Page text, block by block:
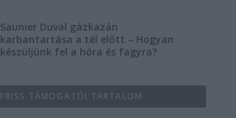
Saunier Duval gázkazán
karbantartása a tél előtt – Hogyan
készüljünk fel a hóra és fagyra?
FRISS TÁMOGATÓI TARTALOM